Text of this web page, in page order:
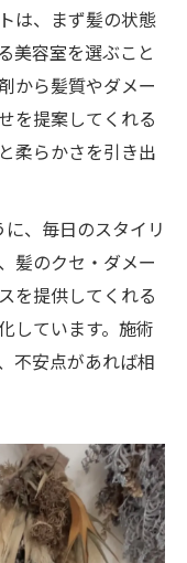
は、まず髪の状態
美容室を選ぶこと
から髪質やダメー
を提案してくれる
柔らかさを引き出
、毎日のスタイリ
髪のクセ・ダメー
を提供してくれる
しています。施術
不安点があれば相